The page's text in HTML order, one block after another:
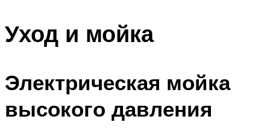
Уход и мойка
Электрическая мойка
высокого давления